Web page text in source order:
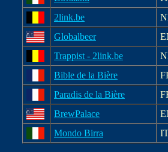
2link.be
Globalbeer
Trappist - 2link.be
Bible de la Bière
Paradis de la Bière
BrewPalace
Mondo Birra